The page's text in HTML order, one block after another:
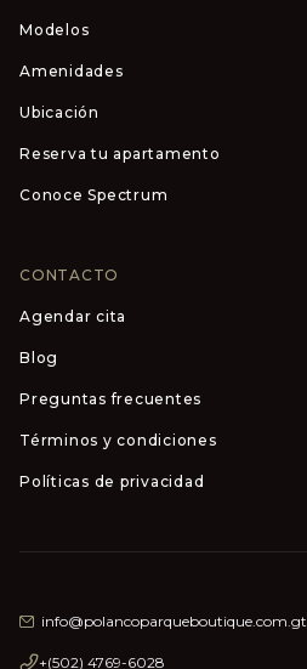
Modelos
Amenidades
Ubicación
Reserva tu apartamento
Conoce Spectrum
CONTACTO
Agendar cita
Blog
Preguntas frecuentes
Términos y condiciones
Políticas de privacidad
+(502) 4769-6028
info@polancoparqueboutique.com.gt